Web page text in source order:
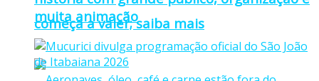
começa a valer; saiba mais
muita animação